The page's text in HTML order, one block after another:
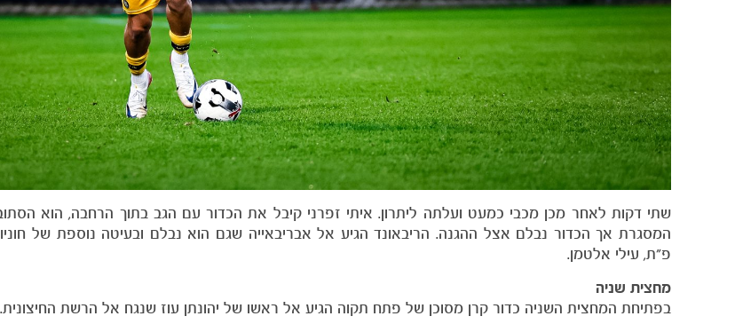
שתי דקות לאחר מכן מכבי כמעט ועלתה ליתרון. איתי זפרני קיבל את הכדור עם הגב בתוך הרחבה, הוא
המסגרת אך הכדור נבלם אצל ההגנה. הריבאונד הגיע אל אבריבאייה שגם הוא נבלם ובעיטה נוספת של
פ״ת, עילי אלטמן.
מחצית שניה
בפתיחת המחצית השניה כדור קרן מסוכן של פתח תקוה הגיע אל ראשו של יהונתן עוז שנגח אל הרשת החיצונית.